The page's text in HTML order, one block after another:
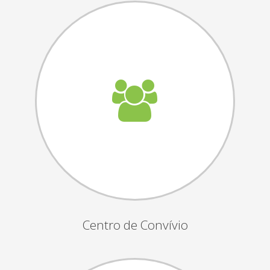
Assembleias Gerais
Semana Sénior
Passeio do Idoso
Associados
Orgãos Sociais
Publicações Oficiais
Contactos
Centro de Convívio